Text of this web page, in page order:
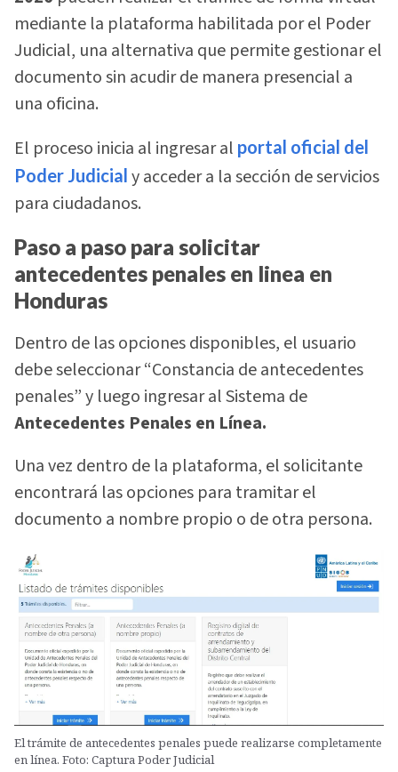
mediante la plataforma habilitada por el Poder
Judicial, una alternativa que permite gestionar el
documento sin acudir de manera presencial a
una oficina.
El proceso inicia al ingresar al portal oficial del
Poder Judicial y acceder a la sección de servicios
para ciudadanos.
Paso a paso para solicitar
antecedentes penales en linea en
Honduras
Dentro de las opciones disponibles, el usuario
debe seleccionar “Constancia de antecedentes
penales” y luego ingresar al Sistema de
Antecedentes Penales en Línea.
Una vez dentro de la plataforma, el solicitante
encontrará las opciones para tramitar el
documento a nombre propio o de otra persona.
El trámite de antecedentes penales puede realizarse completamente
en línea. Foto: Captura Poder Judicial